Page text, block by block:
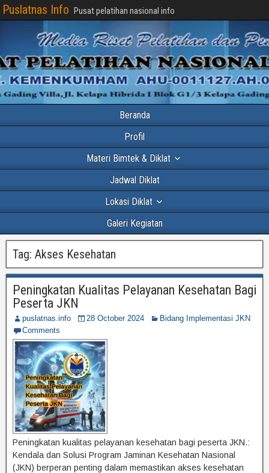
Puslatnas Info Pusat pelatihan nasional info
Beranda
Profil
Materi Bimtek & Diklat
Jadwal Diklat
Lokasi Diklat
Galeri Kegiatan
Tag: Akses Kesehatan
Peningkatan Kualitas Pelayanan Kesehatan Bagi
Peserta JKN
puslatnas.info 28 October 2024
Bidang Implementasi JKN
Comments
Peningkatan kualitas pelayanan kesehatan bagi peserta JKN.:
Kendala dan Solusi Program Jaminan Kesehatan Nasional
(JKN) berperan penting dalam memastikan akses kesehatan